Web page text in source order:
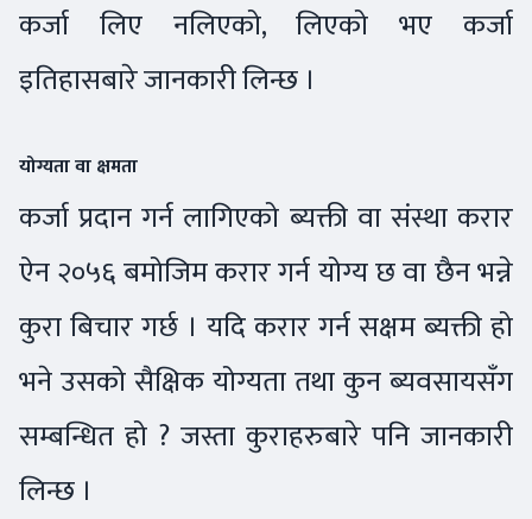
कर्जा लिए नलिएको, लिएको भए कर्जा
इतिहासबारे जानकारी लिन्छ ।
योग्यता वा क्षमता
कर्जा प्रदान गर्न लागिएको ब्यक्ती वा संस्था करार
ऐन २०५६ बमोजिम करार गर्न योग्य छ वा छैन भन्ने
कुरा बिचार गर्छ । यदि करार गर्न सक्षम ब्यक्ती हो
भने उसको सैक्षिक योग्यता तथा कुन ब्यवसायसँग
सम्बन्धित हो ? जस्ता कुराहरुबारे पनि जानकारी
लिन्छ ।